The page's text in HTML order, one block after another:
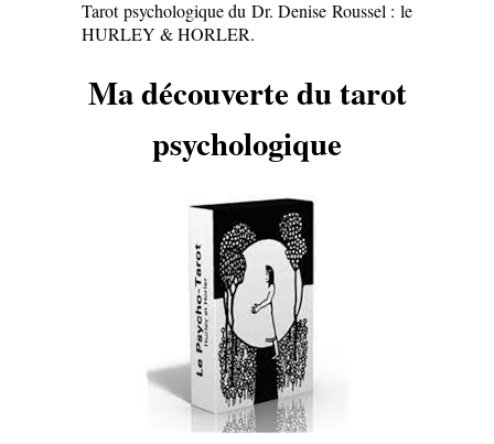
Tarot psychologique du Dr. Denise Roussel : le
HURLEY & HORLER.
Ma découverte du tarot
psychologique